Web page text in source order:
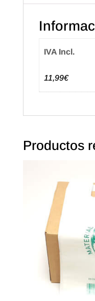
Paquete
IVA Incl.
11,99€
Productos